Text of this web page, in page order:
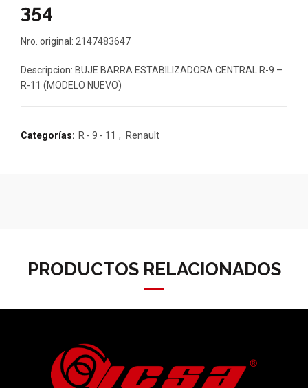
354
Nro. original: 2147483647
Descripcion: BUJE BARRA ESTABILIZADORA CENTRAL R-9 –
R-11 (MODELO NUEVO)
Categorías: R - 9 - 11 , Renault
PRODUCTOS RELACIONADOS